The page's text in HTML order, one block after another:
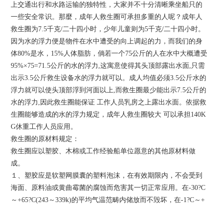
上交通出行和水路运输的独特性，大家并不十分清晰乘坐船只的
一些安全常识。那麼，成年人救生圈可承担多重的人呢？成年人
救生圈为7.5千克/二十四小时，少年儿童则为5千克/二十四小时。
因为水的浮力便是物件在水中遭受的向上调起的力，而我们的身
体80%是水，15%人体脂肪，倘若一个75公斤的人在水中大概遭受
95%×75=71.5公斤的水的浮力,这寓意使得其头顶部露出水面,只需
出示3.5公斤救生设备水的浮力就可以。成人均值必须3.5公斤水的
浮力就可以使头顶部浮到河面以上,而救生圈最少能出示7.5公斤的
水的浮力,因此救生圈能保证 工作人员乳房之上露出水面。依据救
生圈能够造成的水的浮力规定，成年人救生圈较大 可以承担140K
G休重工作人员应用。
救生圈的原材料规定：
救生圈应以塑胶、木棉或工作经验船单位愿意的其他原材料做
成。
１、塑胶应是软塑网膜囊的塑料泡沫，在有效期限内，不会受到
海面、原料油或黄曲霉菌的腐蚀而危害其一切正常应用。在-30?C
～+65?C(243～339k)的平均气温范畴内储放而不毁坏，在-1?C～+